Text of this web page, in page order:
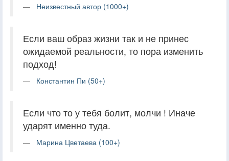
Неизвестный автор (1000+)
Если ваш образ жизни так и не принес
ожидаемой реальности, то пора изменить
подход!
Константин Пи (50+)
Если что то у тебя болит, молчи ! Иначе
ударят именно туда.
Марина Цветаева (100+)